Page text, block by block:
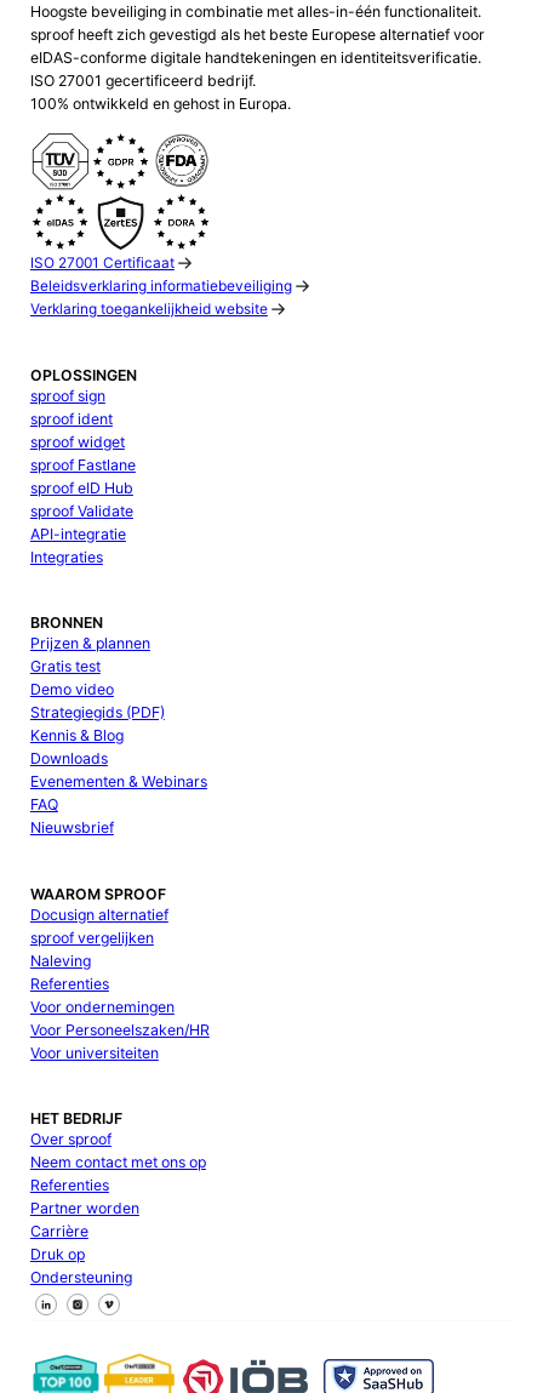
Hoogste beveiliging in combinatie met alles-in-één functionaliteit.
sproof heeft zich gevestigd als het beste Europese alternatief voor
eIDAS-conforme digitale handtekeningen en identiteitsverificatie.
ISO 27001 gecertificeerd bedrijf.
100% ontwikkeld en gehost in Europa.
ISO 27001 Certificaat
Beleidsverklaring informatiebeveiliging
Verklaring toegankelijkheid website
OPLOSSINGEN
sproof sign
sproof ident
sproof widget
sproof Fastlane
sproof eID Hub
sproof Validate
API-integratie
Integraties
BRONNEN
Prijzen & plannen
Gratis test
Demo video
Strategiegids (PDF)
Kennis & Blog
Downloads
Evenementen & Webinars
FAQ
Nieuwsbrief
WAAROM SPROOF
Docusign alternatief
sproof vergelijken
Naleving
Referenties
Voor ondernemingen
Voor Personeelszaken/HR
Voor universiteiten
HET BEDRIJF
Over sproof
Neem contact met ons op
Referenties
Partner worden
Carrière
Druk op
Ondersteuning
Volg ons op Facebook
Volg ons op X
Volg ons op LinkedIn